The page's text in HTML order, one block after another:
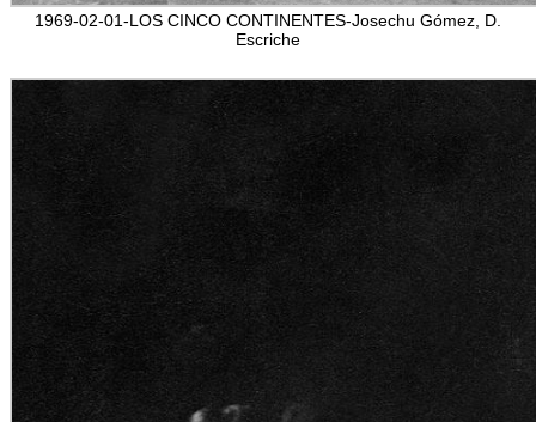
1969-02-01-LOS CINCO CONTINENTES-Josechu Gómez, D.
Escriche